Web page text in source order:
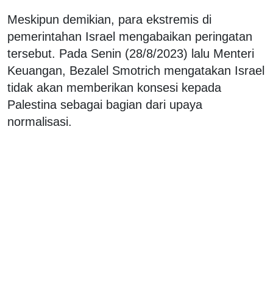
Meskipun demikian, para ekstremis di
pemerintahan Israel mengabaikan peringatan
tersebut. Pada Senin (28/8/2023) lalu Menteri
Keuangan, Bezalel Smotrich mengatakan Israel
tidak akan memberikan konsesi kepada
Palestina sebagai bagian dari upaya
normalisasi.